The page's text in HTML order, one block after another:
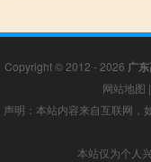
Copyright © 2012 - 2026 广
网站地图 |
声明：本站内容来自互联网，
本站仅为个人